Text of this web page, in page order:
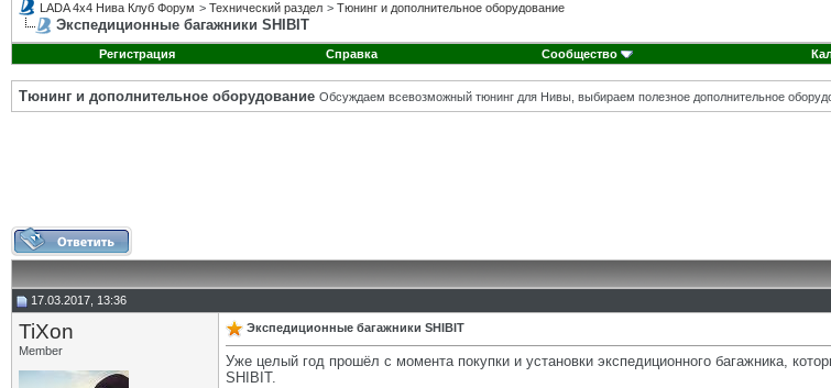
LADA 4x4 Нива Клуб Форум > Технический раздел > Тюнинг и дополнительное оборудование
Экспедиционные багажники SHIBIT
Регистрация
Справка Сообщество
Тюнинг и дополнительное оборудование Обсуждаем всевозможный тюнинг для Нивы, выбираем полезное дополнительное
17.03.2017, 13:36
TiXon
Member
Экспедиционные багажники SHIBIT
Уже целый год прошёл с момента покупки и установки экспедиционного багажника,
SHIBIT.